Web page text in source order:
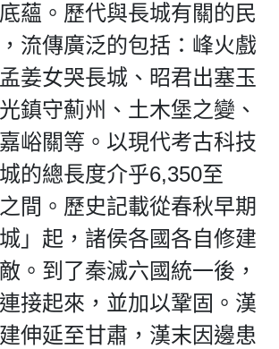
蘊。歷代與長城有關的民
流傳廣泛的包括：峰火戲
姜女哭長城、昭君出塞玉
鎮守薊州、土木堡之變、
峪關等。以現代考古科技
的總長度介乎6,350至
間。歷史記載從春秋早期
」起，諸侯各國各自修建
。到了秦滅六國統一後，
接起來，並加以鞏固。漢
伸延至甘肅，漢末因邊患